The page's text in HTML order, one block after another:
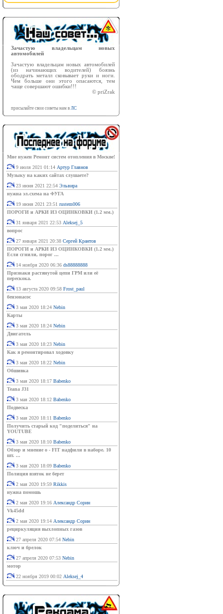
Зачастую владельцам новых
автомобилей
Зачастую владельцам новых автомобилей
(из начинающих водителей) боязнь
ободрать металл сковывает руки и ноги.
Чем больше они этого опасаются, тем
чаще совершают ошибки!!!
© priZrak
присылайте свои советы нам в ЛС
Мне нужен Ремонт систем отопления в Москве!
9 июля 2021 01:14 Артур Главнов
Музыку на каких сайтах слушаете?
23 июня 2021 22:54 Эльвира
нужна эл.схема на ФУГА
19 июня 2021 23:51 rustem006
ПОРОГИ и АРКИ ИЗ ОЦИНКОВКИ (1.2 мм.)
31 января 2021 22:53 Aleksej_5
вопрос
27 января 2021 20:38 Сергей Крантов
ПОРОГИ и АРКИ ИЗ ОЦИНКОВКИ (1.2 мм.)
Если сгнили, порог ...
14 ноября 2020 06:36 ds88888888
Признаки растянутой цепи ГРМ или её
перескока.
13 августа 2020 09:58 Frost_paul
бензонасос
3 мая 2020 18:24 Nebin
Карты
3 мая 2020 18:24 Nebin
Двигатель
3 мая 2020 18:23 Nebin
Как я ремонтировал ходовку
3 мая 2020 18:22 Nebin
Обшивка
3 мая 2020 18:17 Babenko
Teana J31
3 мая 2020 18:12 Babenko
Подвеска
3 мая 2020 18:11 Babenko
Получить старый код "поделиться" на
YOUTUBE
3 мая 2020 18:10 Babenko
Обзор и мнение о - FIT надфили в наборе. 10
шт. ...
3 мая 2020 18:09 Babenko
Полиция взяток не берет
2 мая 2020 19:59 Rikkis
нужна помошь
2 мая 2020 19:16 Александр Сорин
Vk45dd
2 мая 2020 19:14 Александр Сорин
рециркуляция выхлопных газов
27 апреля 2020 07:54 Nebin
ключ и брелок
27 апреля 2020 07:53 Nebin
мотор
22 ноября 2019 00:02 Aleksej_4